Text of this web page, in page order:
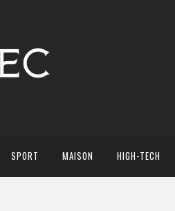
SPORT MAISON HIGH-TECH